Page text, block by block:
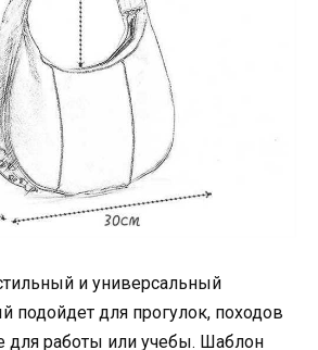
и универсальный
подойдет для прогулок, походов
для работы или учебы. Шаблон